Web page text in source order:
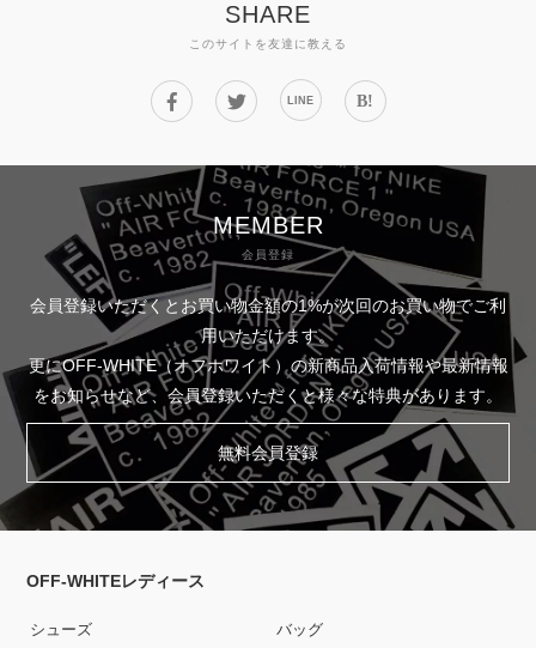
SHARE
このサイトを友達に教える
LINE B!
MEMBER
会員登録
会員登録いただくとお買い物金額の1%が次回のお買い物でご利
用いただけます。
更にOFF-WHITE（オフホワイト）の新商品入荷情報や最新情報
をお知らせなど、会員登録いただくと様々な特典があります。
無料会員登録
OFF-WHITEレディース
シューズ バッグ